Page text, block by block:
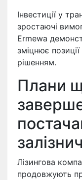
Інвестиції у
зростаючі
Ermewa
зміцнює
рішенням.
Плани
Лізингова
продовжують